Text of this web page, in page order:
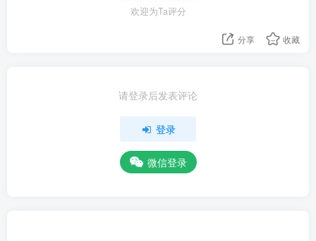
欢迎为Ta评分
分享 收藏
请登录后发表评论
登录
微信登录